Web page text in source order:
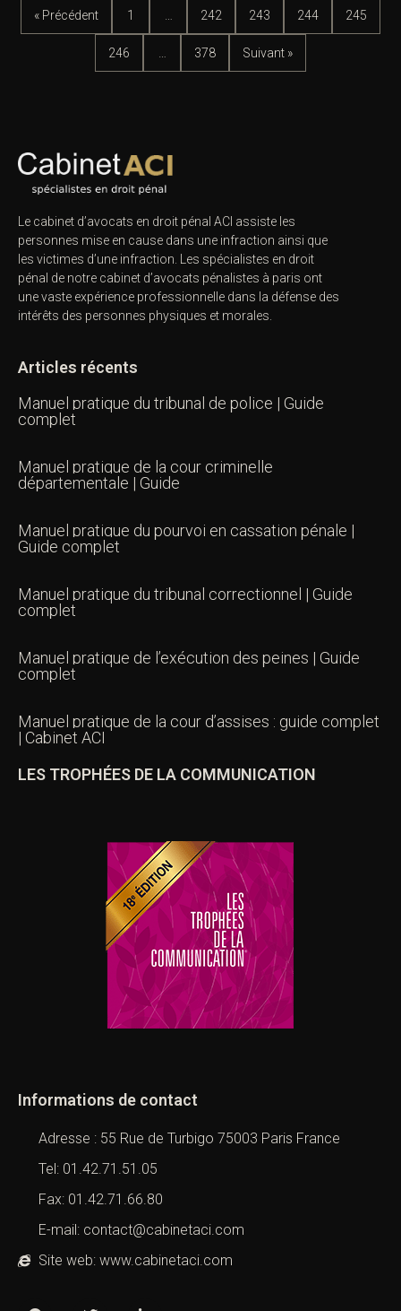
« Précédent 1 242 243 244 245
246 378 Suivant »
Le cabinet d’avocats en droit pénal ACI assiste les
personnes mise en cause dans une infraction ainsi que
les victimes d’une infraction. Les spécialistes en droit
pénal de notre cabinet d’avocats pénalistes à paris ont
une vaste expérience professionnelle dans la défense des
intérêts des personnes physiques et morales.
Articles récents
Manuel pratique du tribunal de police | Guide
complet
Manuel pratique de la cour criminelle
départementale | Guide
Manuel pratique du pourvoi en cassation pénale |
Guide complet
Manuel pratique du tribunal correctionnel | Guide
complet
Manuel pratique de l’exécution des peines | Guide
complet
Manuel pratique de la cour d’assises : guide complet
| Cabinet ACI
LES TROPHÉES DE LA COMMUNICATION
Informations de contact
Adresse : 55 Rue de Turbigo 75003 Paris France
Tel: 01.42.71.51.05
Fax: 01.42.71.66.80
E-mail: contact@cabinetaci.com
Site web: www.cabinetaci.com